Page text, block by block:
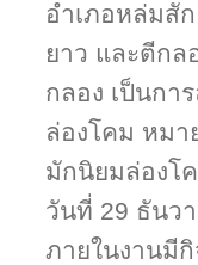
อำเภอหล่มสั
ยาว และตีกล
กลอง เป็นกา
ล่องโคม หมา
มักนิยมล่องโ
วันที่ 29 ธันว
ภายในงานมี